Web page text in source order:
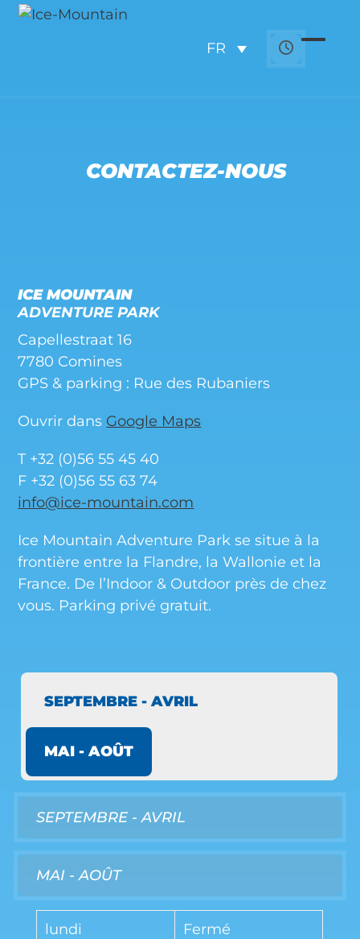
Skip
FR
CONTACTEZ-NOUS
ICE MOUNTAIN
ADVENTURE PARK
Capellestraat 16
7780 Comines
GPS & parking : Rue des Rubaniers
Ouvrir dans Google Maps
T +32 (0)56 55 45 40
F +32 (0)56 55 63 74
info@ice-mountain.com
Ice Mountain Adventure Park se situe à la
frontière entre la Flandre, la Wallonie et la
France. De l’Indoor & Outdoor près de chez
vous. Parking privé gratuit.
SEPTEMBRE - AVRIL
MAI - AOÛT
SEPTEMBRE - AVRIL
MAI - AOÛT
lundi Fermé